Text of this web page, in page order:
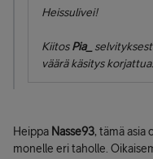
Heissulivei!
KiitosPia_
väärä käsitys korjattua.
Heippa Nasse93, tämä asia
monelle eri taholle.